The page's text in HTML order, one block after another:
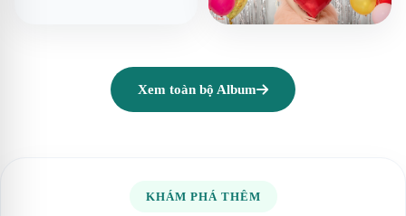
Xem toàn bộ Album
KHÁM PHÁ THÊM